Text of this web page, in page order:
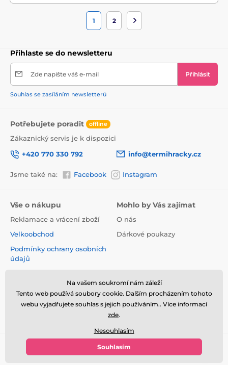
1 2
Přihlaste se do newsletteru
Zde napište váš e-mail Přihlásit
Souhlas se zasíláním newsletterů
Potřebujete poradit offline
Zákaznický servis je k dispozici
+420 770 330 792
info@termihracky.cz
Jsme také na: Facebook Instagram
Vše o nákupu
Reklamace a vrácení zboží
Velkoobchod
Podmínky ochrany osobních
údajů
cookies
Mohlo by Vás zajímat
O nás
Dárkové poukazy
© 2026 www.termihracky.cz ⦁ E-shop vytvořila
Na vašem soukromí nám záleží
Tento web používá soubory cookie. Dalším procházením tohoto
webu vyjadřujete souhlas s jejich používáním.. Více informací
zde.
Nesouhlasím
Souhlasím